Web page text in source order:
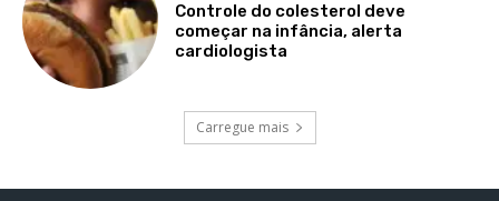
Controle do colesterol deve
começar na infância, alerta
cardiologista
Carregue mais